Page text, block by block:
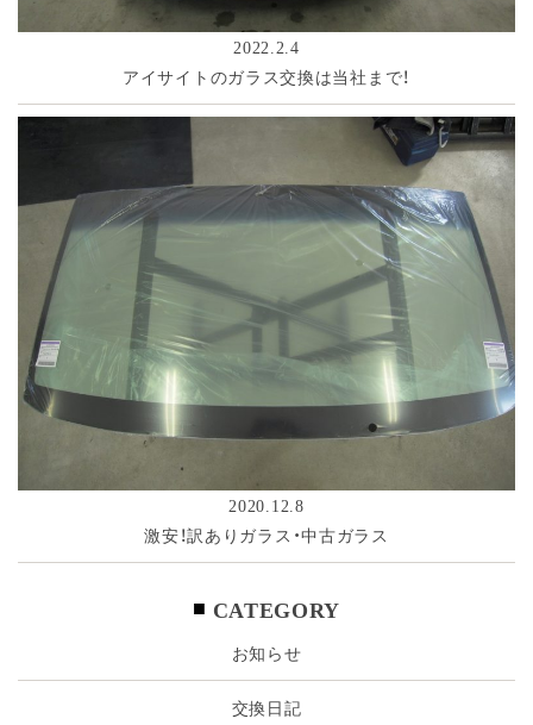
2022.2.4
アイサイトのガラス交換は当社まで！
2020.12.8
激安！訳ありガラス・中古ガラス
CATEGORY
お知らせ
交換日記